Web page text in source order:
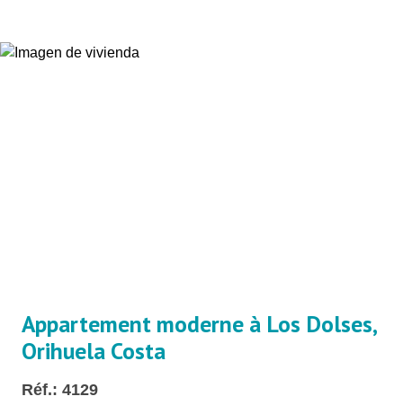
Appartement moderne à Los Dolses,
Orihuela Costa
Réf.: 4129